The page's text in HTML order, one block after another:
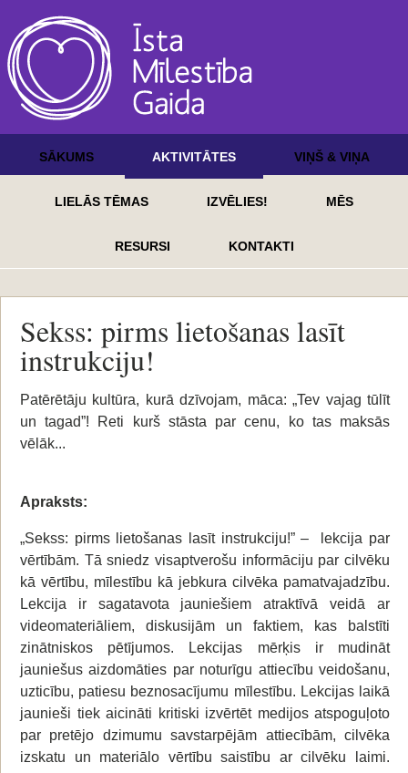
SĀKUMS AKTIVITĀTES VIŅŠ & VIŅA
LIELĀS TĒMAS IZVĒLIES! MĒS
RESURSI KONTAKTI
Sekss: pirms lietošanas lasīt
instrukciju!
Patērētāju kultūra, kurā dzīvojam, māca: „Tev vajag tūlīt
un tagad”! Reti kurš stāsta par cenu, ko tas maksās
vēlāk...
Apraksts:
„Sekss: pirms lietošanas lasīt instrukciju!” – lekcija par
vērtībām. Tā sniedz visaptverošu informāciju par cilvēku
kā vērtību, mīlestību kā jebkura cilvēka pamatvajadzību.
Lekcija ir sagatavota jauniešiem atraktīvā veidā ar
videomateriāliem, diskusijām un faktiem, kas balstīti
zinātniskos pētījumos. Lekcijas mērķis ir mudināt
jauniešus aizdomāties par noturīgu attiecību veidošanu,
uzticību, patiesu beznosacījumu mīlestību. Lekcijas laikā
jaunieši tiek aicināti kritiski izvērtēt medijos atspoguļoto
par pretējo dzimumu savstarpējām attiecībām, cilvēka
izskatu un materiālo vērtību saistību ar cilvēku laimi.